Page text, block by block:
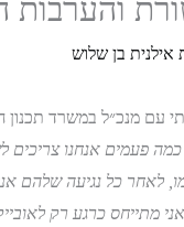
והערבות
אילנית בן שלוש
עם מנכ״ל במשרד
פעמים אנחנו
לאחר כל נגיעה שלהם
מתייחס כרגע רק